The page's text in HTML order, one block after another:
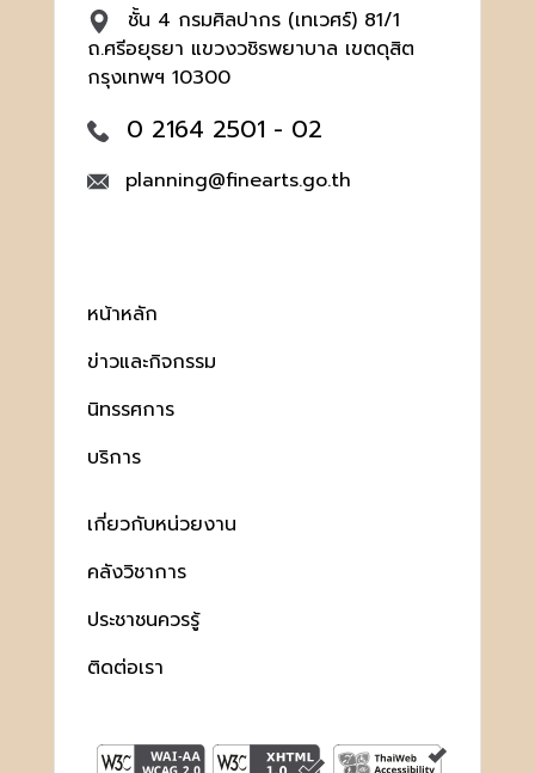
ชั้น 4 กรมศิลปากร (เทเวศร์) 81/1
ถ.ศรีอยุธยา แขวงวชิรพยาบาล เขตดุสิต
กรุงเทพฯ 10300
0 2164 2501 - 02
planning@finearts.go.th
หน้าหลัก
ข่าวและกิจกรรม
นิทรรศการ
บริการ
เกี่ยวกับหน่วยงาน
คลังวิชาการ
ประชาชนควรรู้
ติดต่อเรา